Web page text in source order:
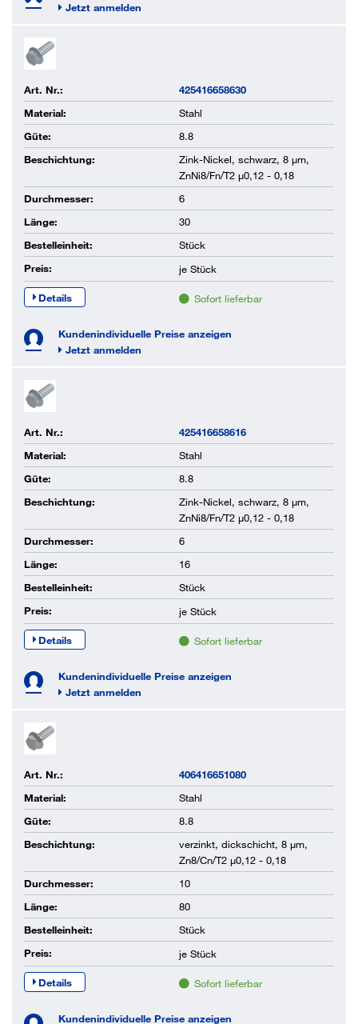
Jetzt anmelden
Art. Nr.:
425416658630
Material:
Stahl
Güte:
8.8
Beschichtung:
Zink-Nickel, schwarz, 8 µm,
ZnNi8/Fn/T2 µ0,12 - 0,18
Durchmesser:
6
Länge:
30
Bestelleinheit:
Stück
Preis:
je Stück
Details Sofort lieferbar
Kundenindividuelle Preise anzeigen
Jetzt anmelden
Art. Nr.:
425416658616
Material:
Stahl
Güte:
8.8
Beschichtung:
Zink-Nickel, schwarz, 8 µm,
ZnNi8/Fn/T2 µ0,12 - 0,18
Durchmesser:
6
Länge:
16
Bestelleinheit:
Stück
Preis:
je Stück
Details Sofort lieferbar
Kundenindividuelle Preise anzeigen
Jetzt anmelden
Art. Nr.:
406416651080
Material:
Stahl
Güte:
8.8
Beschichtung:
verzinkt, dickschicht, 8 µm,
Zn8/Cn/T2 µ0,12 - 0,18
Durchmesser:
10
Länge:
80
Bestelleinheit:
Stück
Preis:
je Stück
Details Sofort lieferbar
Kundenindividuelle Preise anzeigen